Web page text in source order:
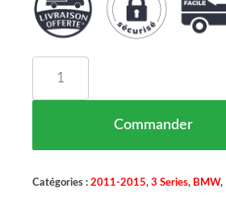
Commander
Catégories : 2011-2015, 3 Series, BMW,